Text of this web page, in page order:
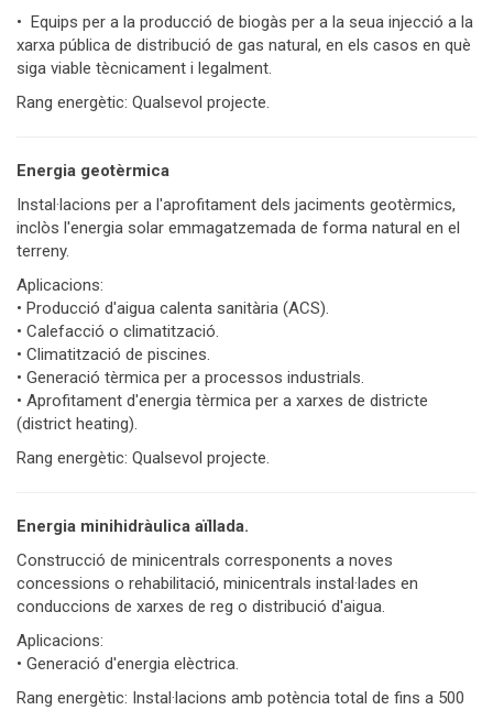
• Equips per a la producció de biogàs per a la seua injecció a la
xarxa pública de distribució de gas natural, en els casos en què
siga viable tècnicament i legalment.
Rang energètic: Qualsevol projecte.
Energia geotèrmica
Instal·lacions per a l'aprofitament dels jaciments geotèrmics,
inclòs l'energia solar emmagatzemada de forma natural en el
terreny.
Aplicacions:
• Producció d'aigua calenta sanitària (ACS).
• Calefacció o climatització.
• Climatització de piscines.
• Generació tèrmica per a processos industrials.
• Aprofitament d'energia tèrmica per a xarxes de districte
(district heating).
Rang energètic: Qualsevol projecte.
Energia minihidràulica aïllada.
Construcció de minicentrals corresponents a noves
concessions o rehabilitació, minicentrals instal·lades en
conduccions de xarxes de reg o distribució d'aigua.
Aplicacions:
• Generació d'energia elèctrica.
Rang energètic: Instal·lacions amb potència total de fins a 500